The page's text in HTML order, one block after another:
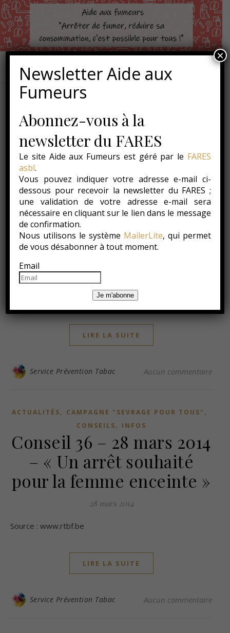
ACTUALITÉS
Salon « Je me bouge pour
ma santé » le 28/4 à
Gembloux
bouge pour ma santé » à Gembloux. Conférences,
exposants, bar et petite restauration sont au
programme. Entrée gratuite. Venez nous faire un petit
coucou ! Plus d’informations
LIRE LA SUITE
Service Prévention Tabac Aucun commentaire
ACTUALITÉS, CAMPAGNE "SEVRAGE POUR TOUS" ,
CONSEILS, INFOS
Conseil 36 – 28 mars 2014
– « Un arrêt souhaité
pour la femme enceinte »
28 mars 2014
Source : www.rtbf.be
LIRE LA SUITE
Service Prévention Tabac Aucun commentaire
Newsletter Aide aux
Fumeurs
Abonnez-vous à la
newsletter du FARES
Le site Aide aux Fumeurs est géré par le FARES
asbl.
Vous pouvez indiquer votre adresse e-mail ci-
dessous pour recevoir la newsletter du FARES ;
une validation de votre adresse e-mail sera
nécessaire en cliquant sur le lien dans le message
de confirmation.
Nous utilisons le système MailerLite, qui permet
de vous désabonner à tout moment.
Email
Je m'abonne
×